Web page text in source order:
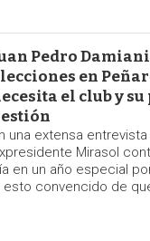
Pedro
en
el club y
una extensa entrevista
Mirasol
en un año especial
esto convencido de